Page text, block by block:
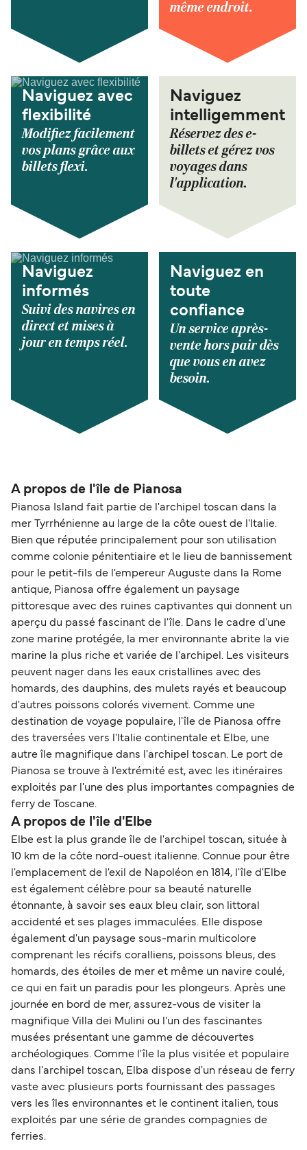
même endroit.
Naviguez avec
flexibilité
Modifiez facilement
vos plans grâce aux
billets flexi.
Naviguez
intelligemment
Réservez des e-
billets et gérez vos
voyages dans
l'application.
Naviguez
informés
Suivi des navires en
direct et mises à
jour en temps réel.
Naviguez en
toute
confiance
Un service après-
vente hors pair dès
que vous en avez
besoin.
A propos de l'île de Pianosa
Pianosa Island fait partie de l'archipel toscan dans la
mer Tyrrhénienne au large de la côte ouest de l'Italie.
Bien que réputée principalement pour son utilisation
comme colonie pénitentiaire et le lieu de bannissement
pour le petit-fils de l'empereur Auguste dans la Rome
antique, Pianosa offre également un paysage
pittoresque avec des ruines captivantes qui donnent un
aperçu du passé fascinant de l'île. Dans le cadre d'une
zone marine protégée, la mer environnante abrite la vie
marine la plus riche et variée de l'archipel. Les visiteurs
peuvent nager dans les eaux cristallines avec des
homards, des dauphins, des mulets rayés et beaucoup
d'autres poissons colorés vivement. Comme une
destination de voyage populaire, l'île de Pianosa offre
des traversées vers l'Italie continentale et Elbe, une
autre île magnifique dans l'archipel toscan. Le port de
Pianosa se trouve à l'extrémité est, avec les itinéraires
exploités par l'une des plus importantes compagnies de
ferry de Toscane.
A propos de l'île d'Elbe
Elbe est la plus grande île de l'archipel toscan, située à
10 km de la côte nord-ouest italienne. Connue pour être
l'emplacement de l'exil de Napoléon en 1814, l'île d'Elbe
est également célèbre pour sa beauté naturelle
étonnante, à savoir ses eaux bleu clair, son littoral
accidenté et ses plages immaculées. Elle dispose
également d'un paysage sous-marin multicolore
comprenant les récifs coralliens, poissons bleus, des
homards, des étoiles de mer et même un navire coulé,
ce qui en fait un paradis pour les plongeurs. Après une
journée en bord de mer, assurez-vous de visiter la
magnifique Villa dei Mulini ou l'un des fascinantes
musées présentant une gamme de découvertes
archéologiques. Comme l'île la plus visitée et populaire
dans l'archipel toscan, Elba dispose d'un réseau de ferry
vaste avec plusieurs ports fournissant des passages
vers les îles environnantes et le continent italien, tous
exploités par une série de grandes compagnies de
ferries.